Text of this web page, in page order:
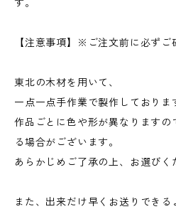
す。
【注意事項】※ご注文前に必ずご
東北の木材を用いて、
一点一点手作業で製作しておりま
作品ごとに色や形が異なりますの
る場合がございます。
あらかじめご了承の上、お選びく
また、出来だけ早くお送りできる